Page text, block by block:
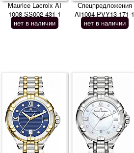
Maurice Lacroix AI
1008-SS002-431-1
нет в наличии
Спецпредложения
AI1004-PVY13-171-1
нет в наличии